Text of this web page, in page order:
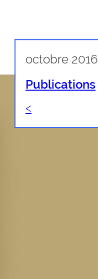
octobre 2016
Publications
<